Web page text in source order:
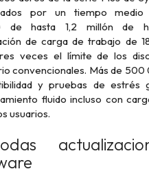
por un tiempo
de hasta 1,2 millón de
de carga de trabajo de
veces el límite de los
convencionales. Más de 500
y pruebas de estrés
fluido incluso con
usuarios.